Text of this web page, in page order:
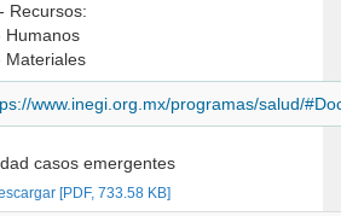
Recursos:
Humanos
Materiales
www.inegi.org.mx/programas/salud/
casos emergentes
[PDF, 733.58 KB]